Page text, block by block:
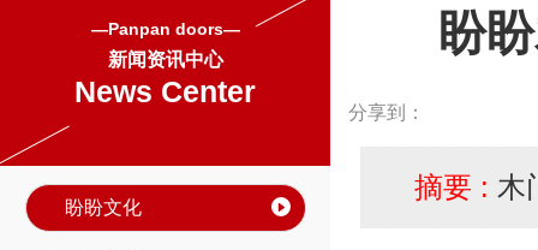
—Panpan doors—
新闻资讯中心
News Center
盼盼文化
盼
分享到：
摘要 : 木